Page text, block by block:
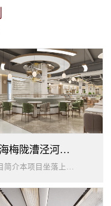
上海梅陇漕泾河科技绿洲员工餐厅
项目简介本项目坐落上海闵行梅陇科技绿洲，以生态创艺食堂为设计核心，融合现代轻奢与自然生态，打造兼顾高效就餐、休闲社交、商...